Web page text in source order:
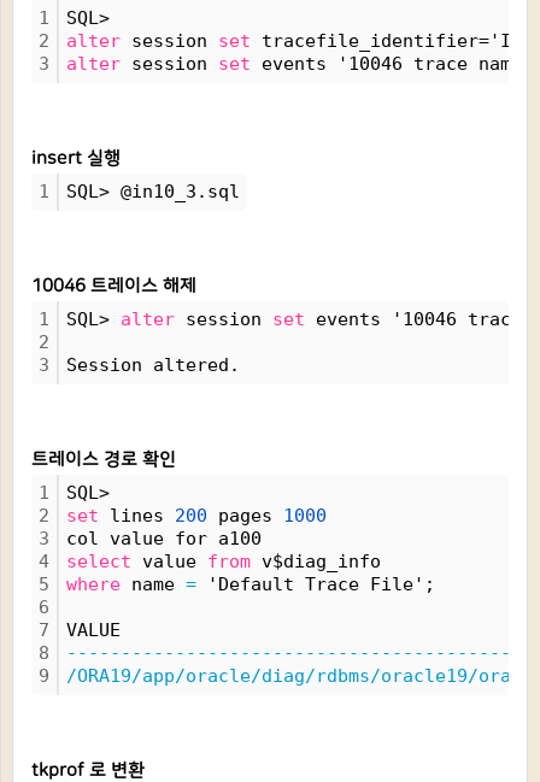
1
2
3
SQL>
alter session set
alter session set events '10046 trace
insert 실행
1 SQL> @in10_3.sql
10046 트레이스 해제
1
2
3
SQL> alter session set events '10046 trace
Session altered.
트레이스 경로 확인
1
2
3
4
5
6
7
8
9
SQL>
set lines 200 pages 1000
col value for a100
select value from v$diag_info
where name = 'Default Trace File';
VALUE
/ORA19/app/oracle/diag/rdbms/oracle19/
tkprof 로 변환